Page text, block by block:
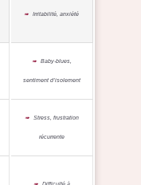
Irritabilité, anxiété
Baby-blues,
sentiment d’isolement
Stress, frustration
récurrente